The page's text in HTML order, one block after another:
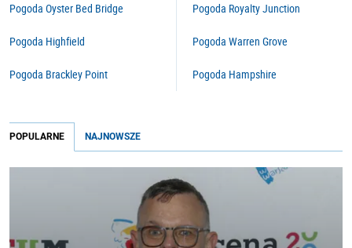
Pogoda Oyster Bed Bridge
Pogoda Highfield
Pogoda Brackley Point
Pogoda Royalty Junction
Pogoda Warren Grove
Pogoda Hampshire
POPULARNE NAJNOWSZE